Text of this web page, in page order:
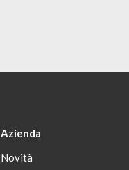
Azienda
Novità